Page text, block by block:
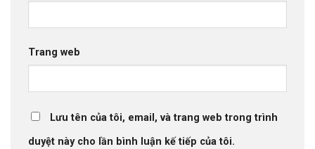
Trang web
Lưu tên của tôi, email, và trang web trong trình
duyệt này cho lần bình luận kế tiếp của tôi.